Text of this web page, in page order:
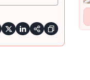
   